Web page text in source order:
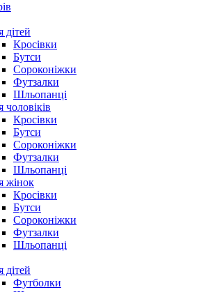
дітей
Кросівки
Бутси
Сороконіжки
Футзалки
Шльопанці
чоловіків
Кросівки
Бутси
Сороконіжки
Футзалки
Шльопанці
жінок
Кросівки
Бутси
Сороконіжки
Футзалки
Шльопанці
дітей
Футболки